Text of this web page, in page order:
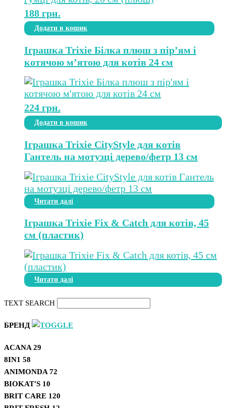
188 грн.
Додати в кошик
Іграшка Trixie Білка плюш з пір’ям і
котячою м’ятою для котів 24 см
224 грн.
Додати в кошик
Іграшка Trixie CityStyle для котів
Гантель на мотузці дерево/фетр 13 см
Читати далі
Іграшка Trixie Fix & Catch для котів, 45
см (пластик)
Читати далі
TEXT SEARCH
БРЕНД
ACANA 29
8IN1 58
ANIMONDA 72
BIOKAT'S 10
BRIT CARE 120